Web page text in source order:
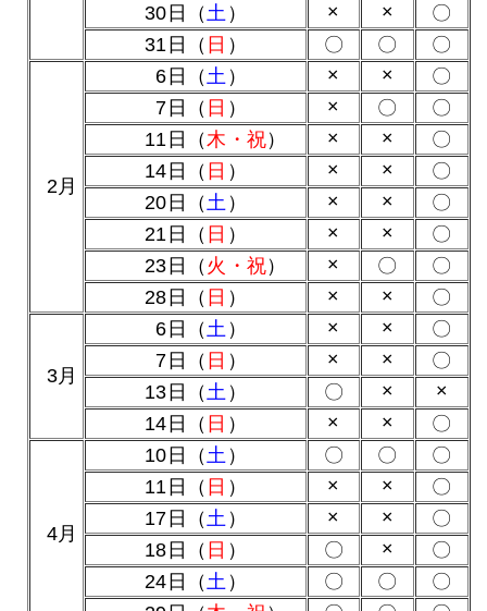
30日（土 ） × ×
〇
31日（ 日 ） 〇 〇 〇
2月
6日（土 ） × ×
〇
7日（ 日 ） × 〇
〇
11日（木・祝） × ×
〇
14日（ 日 ） × ×
〇
20日（土 ） × ×
〇
21日（ 日 ） × ×
〇
23日（ 火・祝） × 〇
〇
28日（ 日 ） × × 〇
3月
6日（土 ） × ×
〇
7日（ 日 ） × ×
〇
13日（土 ） 〇 ×
×
14日（ 日 ） × × 〇
4月
10日（土 ） 〇 〇
〇
11日（ 日 ） × ×
〇
17日（土 ） × ×
〇
18日（ 日 ） 〇 ×
〇
24日（土 ） 〇 〇
〇